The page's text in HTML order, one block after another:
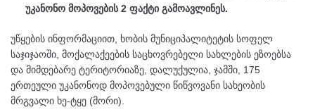
უკანონო მოპოვების 2 ფაქტი გამოავლინეს.
უწყების ინფორმაციით, ხობის მუნიციპალიტეტის სოფელ
საჯიჯაოში, მოქალაქეების საცხოვრებელი სახლების ეზოებსა
და მიმდებარე ტერიტორიაზე, დალუქულია, ჯამში, 175
ერთეული უკანონოდ მოპოვებული წიწვოვანი სახეობის
მრგვალი ხე-ტყე (მორი).